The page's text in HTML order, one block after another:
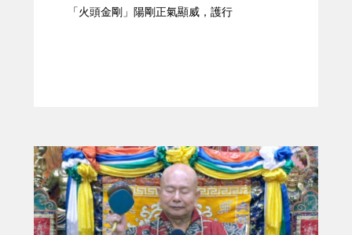
「火頭金剛」陽剛正氣顯威，護行